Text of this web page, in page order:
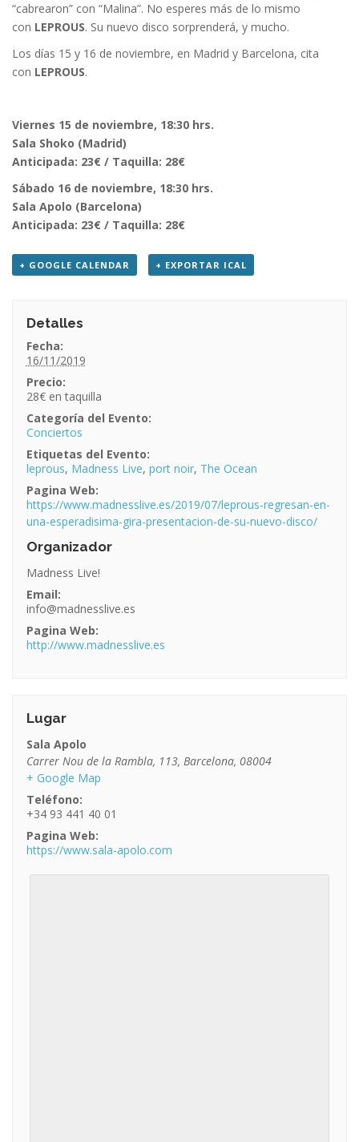
“cabrearon” con “Malina”. No esperes más de lo mismo
con LEPROUS. Su nuevo disco sorprenderá, y mucho.
Los días 15 y 16 de noviembre, en Madrid y Barcelona, cita
con LEPROUS.
Viernes 15 de noviembre, 18:30 hrs.
Sala Shoko (Madrid)
Anticipada: 23€ / Taquilla: 28€
Sábado 16 de noviembre, 18:30 hrs.
Sala Apolo (Barcelona)
Anticipada: 23€ / Taquilla: 28€
+ GOOGLE CALENDAR + EXPORTAR ICAL
Detalles
Fecha:
16/11/2019
Precio:
28€
Categoría del Evento:
Conciertos
Etiquetas del Evento:
leprous, Madness Live, port noir, The Ocean
Pagina Web:
https://www.madnesslive.es/2019/07/leprous-regresan-en-
una-esperadisima-gira-presentacion-de-su-nuevo-disco/
Organizador
Madness Live!
Email:
info@madnesslive.es
Pagina Web:
http://www.madnesslive.es
Lugar
Sala Apolo
Carrer Nou de la Rambla, 113, Barcelona, 08004
+ Google Map
Teléfono:
+34 93 441 40 01
Pagina Web:
https://www.sala-apolo.com